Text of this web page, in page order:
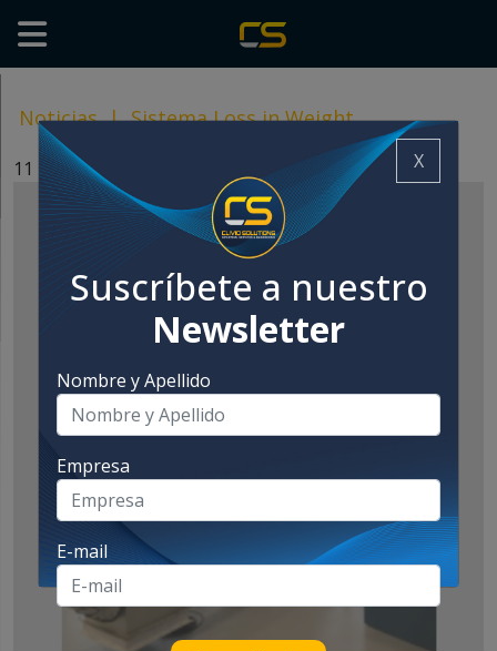
Noticias | Sistema Loss in Weight
11 mayo, 2023 X
Suscríbete a nuestro
Newsletter
Nombre y Apellido
Empresa
E-mail